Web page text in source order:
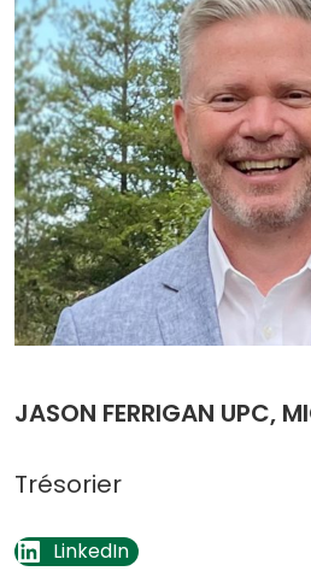
JASON FERRIGAN UPC,
Trésorier
LinkedIn
(opens in a new tab)